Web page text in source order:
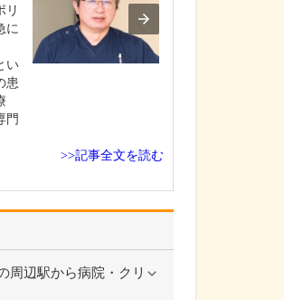
周辺駅から病院・クリ
リ
に
い
患
門
>>記事全文を読む